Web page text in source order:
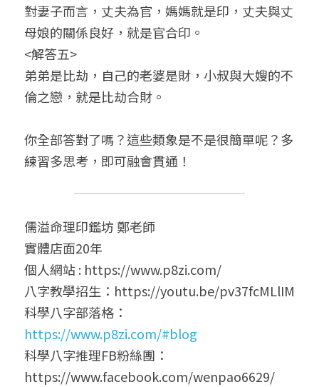
對妻子而言，丈夫為官，媽媽就是印，丈夫與丈
母娘的關係良好，就是官合印。
<解答五>
弟弟是比劫，自己的老婆是財，小叔與大嫂的不
倫之戀，就是比劫合財。
你全部答對了嗎？這些類象是不是很簡單呢？多
練習多思考，即可融會貫通！
儒溢命理印鑑坊 鄭老師
實體店面20年
個人網站 : https://www.p8zi.com/
八字教學招生：https://youtu.be/pv37fcMLlIM
科學八字部落格：
https://www.p8zi.com/#blog
科學八字推理FB粉絲團：
https://www.facebook.com/wenpao6629/